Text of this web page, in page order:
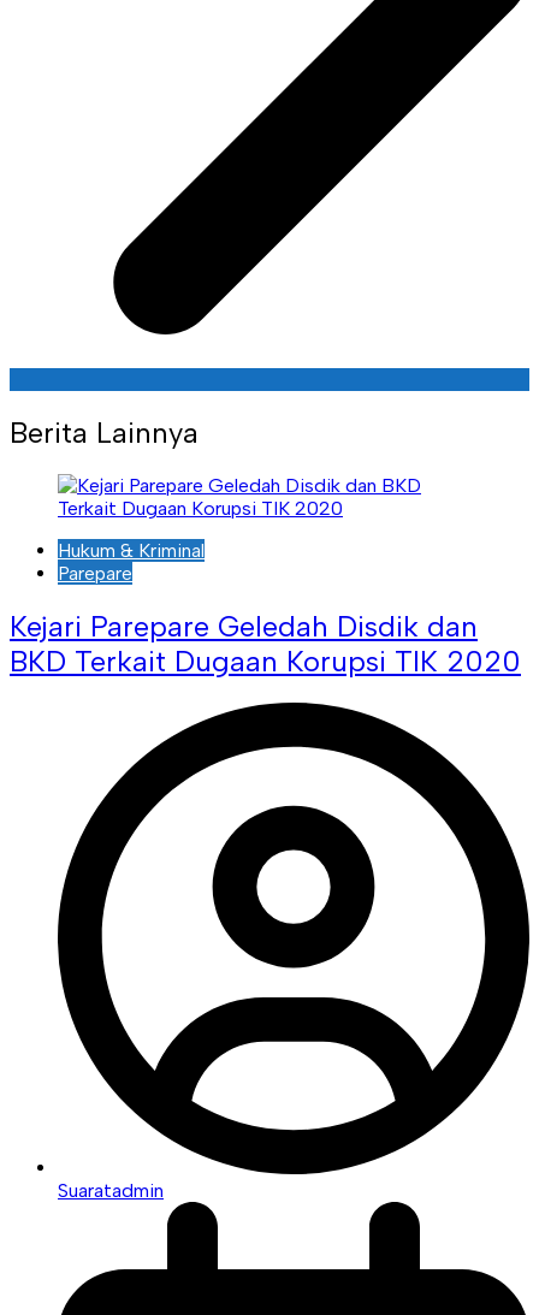
Berita Lainnya
Hukum & Kriminal
Parepare
Kejari Parepare Geledah Disdik dan
BKD Terkait Dugaan Korupsi TIK 2020
Suaratadmin